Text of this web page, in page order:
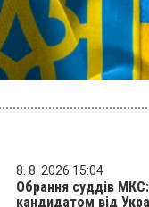
8. 8. 2026 15:04
Обрання суддів
кандидатом від